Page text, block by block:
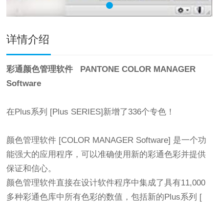
详情介绍
彩通颜色管理软件 PANTONE COLOR MANAGER
Software
在Plus系列 [Plus SERIES]新增了336个专色！
颜色管理软件 [COLOR MANAGER Software] 是一个功
能强大的应用程序，可以准确使用新的彩通色彩并提供
保证和信心。
颜色管理软件直接在设计软件程序中集成了具有11,000
多种彩通色库中所有色彩的数值，包括新的Plus系列 [